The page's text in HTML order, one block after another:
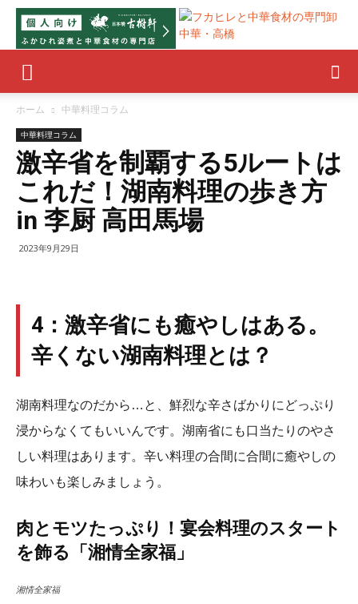
ホーム 中華料理コラム
中華料理コラム
激辛省を制覇する5ルートは
これだ！湖南料理の歩き方
in 李厨 高田馬場
2023年9月29日
4：激辛省にも癒やしはある。
辛くない湖南料理とは？
湖南料理なのだから…と、鮮烈な辛さばかりにどっぷり
浸からなくてもいいんです。湖南省にも口当たりのやさ
しい料理はあります。辛い料理の合間に合間に癒やしの
味わいも楽しみましょう。
肉とモツたっぷり！宴会料理のスタート
を飾る「湘情全家福」
湘情全家福